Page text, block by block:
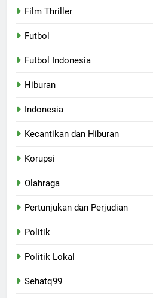
Film Thriller
Futbol
Futbol Indonesia
Hiburan
Indonesia
Kecantikan dan Hiburan
Korupsi
Olahraga
Pertunjukan dan Perjudian
Politik
Politik Lokal
Sehatq99